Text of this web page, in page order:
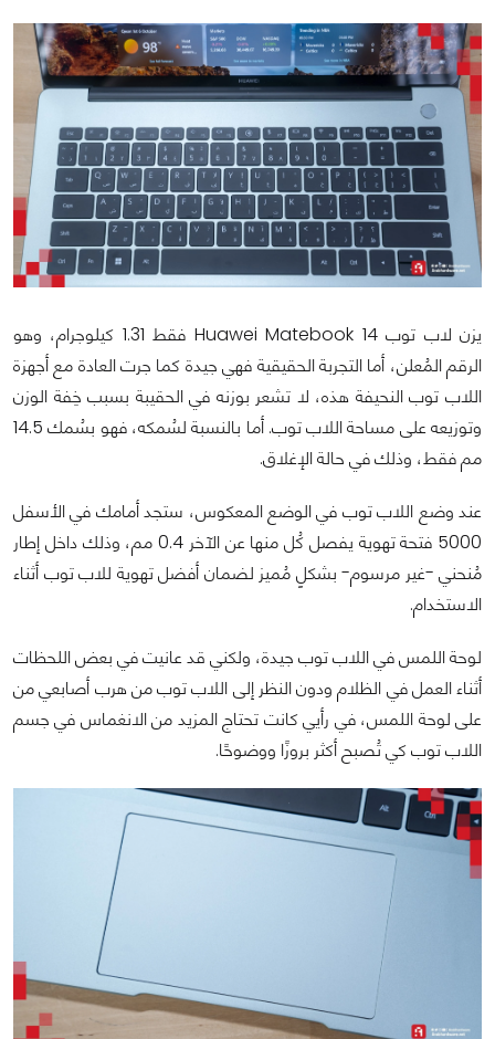
يزن لاب توب Huawei Matebook 14 فقط 1.31 كيلوجرام، وهو
الرقم المُعلن، أما التجربة الحقيقية فهي جيدة كما جرت العادة مع أجهزة
اللاب توب النحيفة هذه، لا تشعر بوزنه في الحقيبة بسبب خِفة الوزن
وتوزيعه على مساحة اللاب توب. أما بالنسبة لسُمكه، فهو بسُمك 14.5
مم فقط، وذلك في حالة الإغلاق.
عند وضع اللاب توب في الوضع المعكوس، ستجد أمامك في الأسفل
5000 فتحة تهوية يفصل كُل منها عن الآخر 0.4 مم، وذلك داخل إطار
مُنحني -غير مرسوم- بشكلٍ مُميز لضمان أفضل تهوية للاب توب أثناء
الاستخدام.
لوحة اللمس في اللاب توب جيدة، ولكني قد عانيت في بعض اللحظات
أثناء العمل في الظلام ودون النظر إلى اللاب توب من هرب أصابعي من
على لوحة اللمس، في رأيي كانت تحتاج المزيد من الانغماس في جسم
اللاب توب كي تُصبح أكثر بروزًا ووضوحًا.